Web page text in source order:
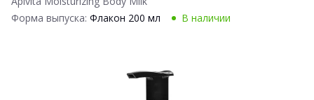
Форма выпуска: Флакон 200 мл В наличии